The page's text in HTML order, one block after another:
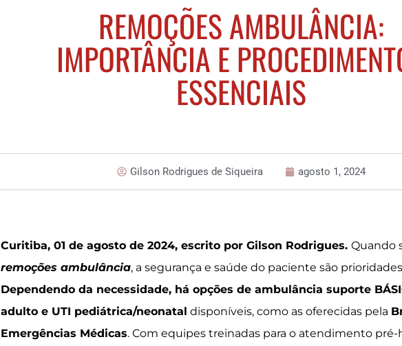
REMOÇÕES AMBULÂNCIA:
IMPORTÂNCIA E
ESSENCIAIS
Gilson Rodrigues de Siqueira agosto 1, 2024
Curitiba, 01 de agosto de 2024, escrito por Gilson Rodrigues.Quando
remoções ambulância, a segurança e saúde do paciente são
Dependendo da necessidade, há opções de ambulância suporte
adulto e UTI pediátrica/neonatal disponíveis, como as oferecidas pela
Emergências Médicas. Com equipes treinadas para o atendimento pré-